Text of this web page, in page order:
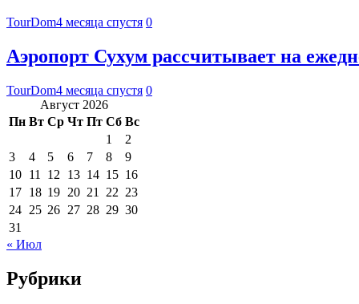
TourDom4 месяца спустя 0
Аэропорт Сухум рассчитывает на
TourDom4 месяца спустя 0
Август 2026
Пн Вт Ср Чт Пт Сб Вс
1
2
3
4 5 6 7 8
9
10 11 12 13 14 15 16
17 18 19 20 21 22 23
24 25 26 27 28 29 30
31
« Июл
Рубрики